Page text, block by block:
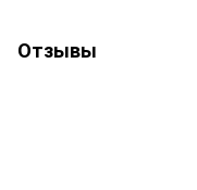
Отзывы